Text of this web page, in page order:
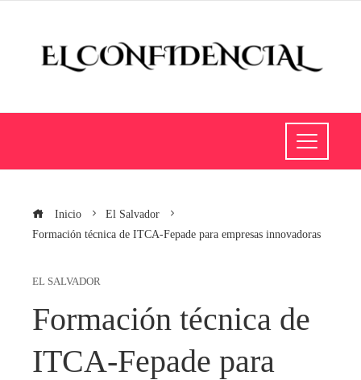
Inicio
El Salvador
Formación técnica de ITCA-Fepade para empresas innovadoras
EL SALVADOR
Formación técnica de
ITCA-Fepade para